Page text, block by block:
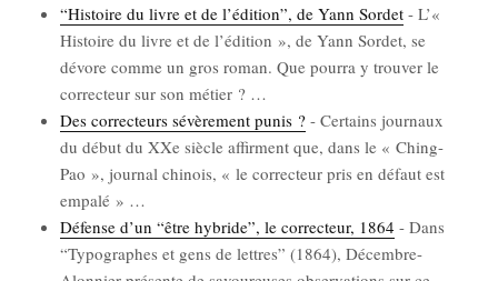
“His­toire du livre et de l’édition”, de Yann Sor­det - L’«
His­toire du livre et de l’é­di­tion », de Yann Sor­det, se
dévore comme un gros roman. Que pour­ra y trou­ver le
cor­rec­teur sur son métier ? …
Des cor­rec­teurs sévè­re­ment punis ? - Cer­tains jour­naux
du début du XXe siècle affirment que, dans le « Ching-
Pao », jour­nal chi­nois, « le cor­rec­teur pris en défaut est
empa­lé » …
Défense d’un “être hybride”, le cor­rec­teur, 1864 - Dans
“Typo­graphes et gens de lettres” (1864), Décembre-